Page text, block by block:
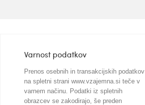
Varnost podatkov
Prenos osebnih in transakcijskih podatkov
na spletni strani www.vzajemna.si teče v
varnem načinu. Podatki iz spletnih
obrazcev se zakodirajo, še preden